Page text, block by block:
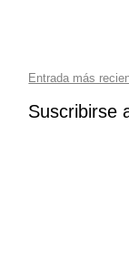
Entrada más
Suscribirse